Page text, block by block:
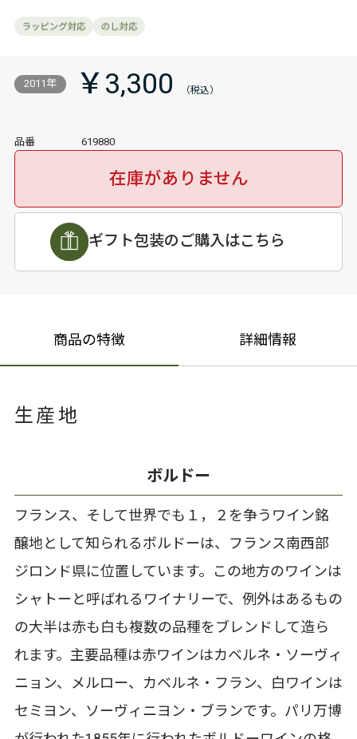
2011年 ￥3,300
品番 619880
在庫がありません
ギフト包装のご購入はこちら
商品の特徴 詳細情報
生産地
ボルドー
フランス、そして世界でも１，２を争うワイン銘
醸地として知られるボルドーは、フランス南西部
ジロンド県に位置しています。この地方のワインは
シャトーと呼ばれるワイナリーで、例外はあるもの
の大半は赤も白も複数の品種をブレンドして造ら
れます。主要品種は赤ワインはカベルネ・ソーヴィ
ニョン、メルロー、カベルネ・フラン、白ワインは
セミヨン、ソーヴィニヨン・ブランです。パリ万博